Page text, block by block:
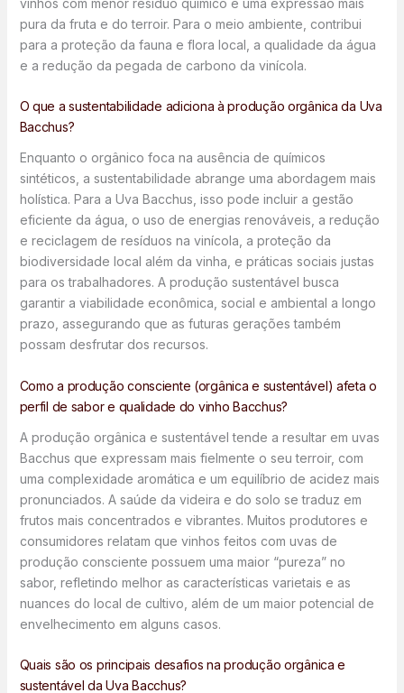
pura da fruta e do terroir. Para o meio ambiente, contribui
para a proteção da fauna e flora local, a qualidade da água
e a redução da pegada de carbono da vinícola.
O que a sustentabilidade adiciona à produção orgânica da Uva
Bacchus?
Enquanto o orgânico foca na ausência de químicos
sintéticos, a sustentabilidade abrange uma abordagem mais
holística. Para a Uva Bacchus, isso pode incluir a gestão
eficiente da água, o uso de energias renováveis, a redução
e reciclagem de resíduos na vinícola, a proteção da
biodiversidade local além da vinha, e práticas sociais justas
para os trabalhadores. A produção sustentável busca
garantir a viabilidade econômica, social e ambiental a longo
prazo, assegurando que as futuras gerações também
possam desfrutar dos recursos.
Como a produção consciente (orgânica e sustentável) afeta o
perfil de sabor e qualidade do vinho Bacchus?
A produção orgânica e sustentável tende a resultar em uvas
Bacchus que expressam mais fielmente o seu terroir, com
uma complexidade aromática e um equilíbrio de acidez mais
pronunciados. A saúde da videira e do solo se traduz em
frutos mais concentrados e vibrantes. Muitos produtores e
consumidores relatam que vinhos feitos com uvas de
produção consciente possuem uma maior “pureza” no
sabor, refletindo melhor as características varietais e as
nuances do local de cultivo, além de um maior potencial de
envelhecimento em alguns casos.
Quais são os principais desafios na produção orgânica e
sustentável da Uva Bacchus?